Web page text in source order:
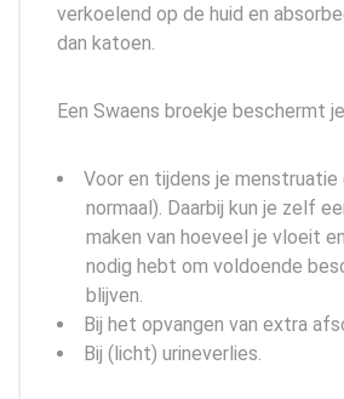
verkoelend op de huid en
dan katoen.
Een Swaens broekje beschermt
Voor en tijdens je
normaal). Daarbij kun je zelf
maken van hoeveel je vloeit
nodig hebt om voldoende
blijven.
Bij het opvangen van extra
Bij (licht) urineverlies.